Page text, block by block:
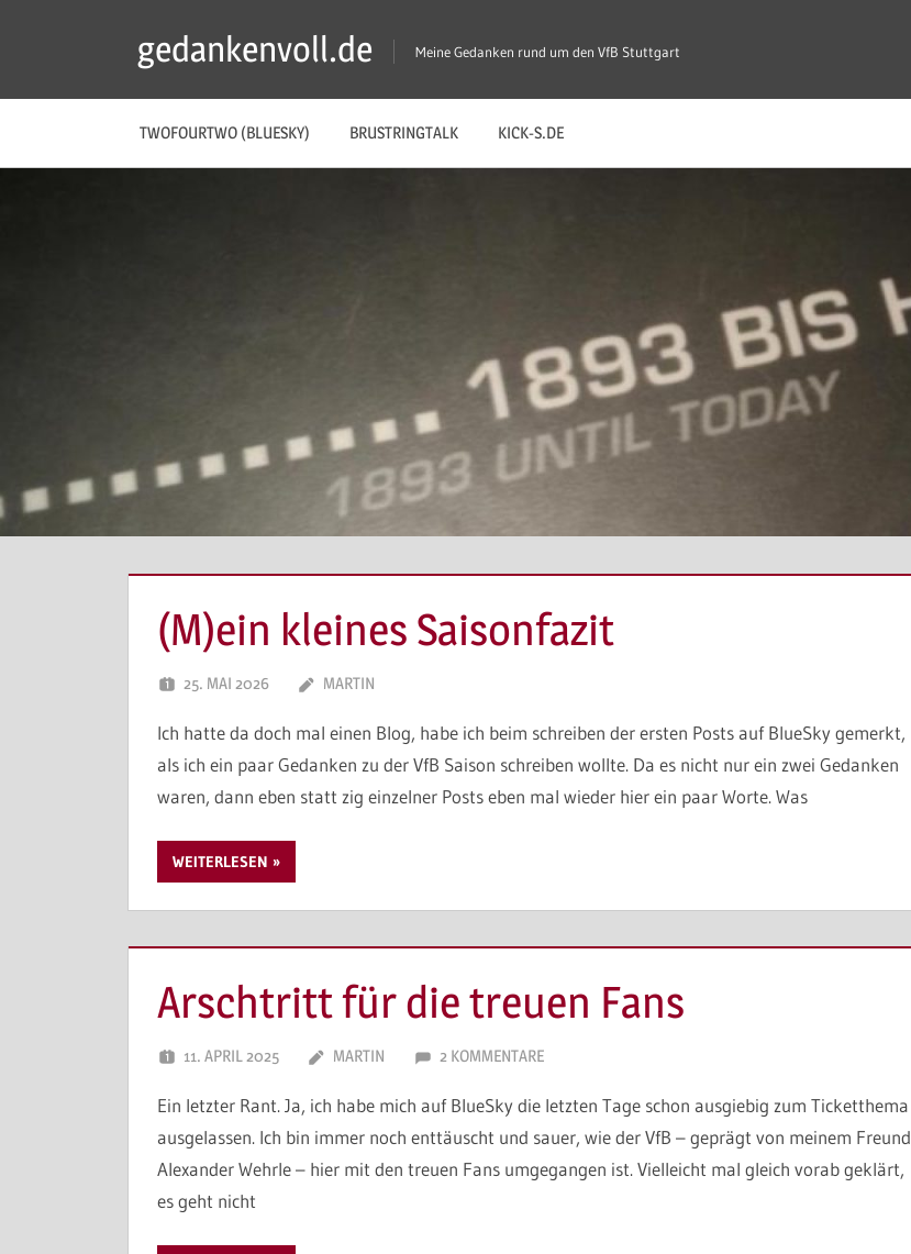
gedankenvoll.de Meine Gedanken rund um den VfB Stuttgart
TWOFOURTWO (BLUESKY) BRUSTRINGTALK KICK-S.DE
(M)ein kleines Saisonfazit
25. MAI 2026 MARTIN
Ich hatte da doch mal einen Blog, habe ich beim schreiben der ersten Posts auf BlueSky gemerkt,
als ich ein paar Gedanken zu der VfB Saison schreiben wollte. Da es nicht nur ein zwei Gedanken
waren, dann eben statt zig einzelner Posts eben mal wieder hier ein paar Worte. Was
WEITERLESEN
Arschtritt für die treuen Fans
11. APRIL 2025 MARTIN 2 KOMMENTARE
Ein letzter Rant. Ja, ich habe mich auf BlueSky die letzten Tage schon ausgiebig zum Ticketthema
ausgelassen. Ich bin immer noch enttäuscht und sauer, wie der VfB – geprägt von meinem Freund
Alexander Wehrle – hier mit den treuen Fans umgegangen ist. Vielleicht mal gleich vorab geklärt,
es geht nicht